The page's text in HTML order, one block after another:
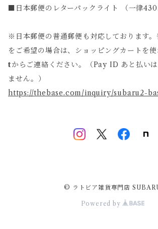
■日本郵便のレターパックライト （一律430
※日本郵便の普通郵便も対応しております
をご希望の場合は、ショッピングカートを使
tからご連絡ください。（Pay ID あと払い
ません。）
https://thebase.com/inquiry/subaru2-
© ラトビア雑貨専門店
Powered by